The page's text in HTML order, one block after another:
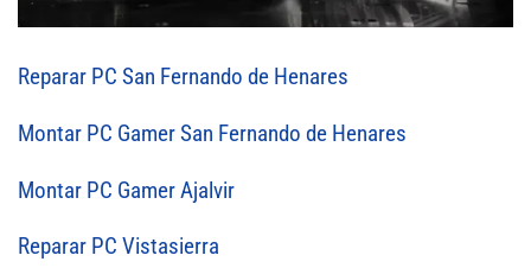
Reparar PC San Fernando de Henares
Montar PC Gamer San Fernando de Henares
Montar PC Gamer Ajalvir
Reparar PC Vistasierra